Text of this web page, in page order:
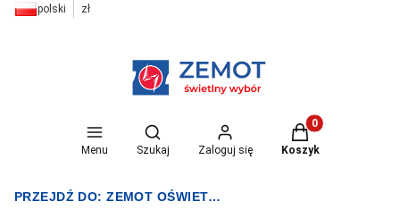
polski zł
Menu
Otwórz wyszukiwarkę
Szukaj Zaloguj się
Produkty w
Koszyk
PRZEJDŹ DO:ZEMOT OŚWIETLENIE I ELEKTRYKA